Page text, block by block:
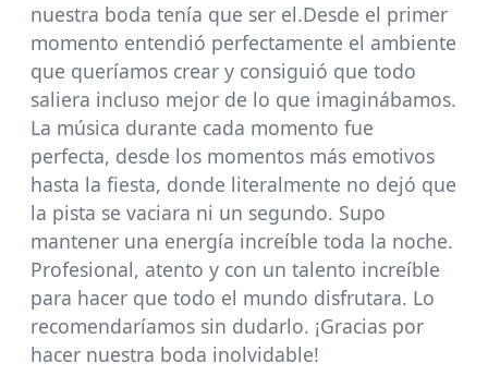
nuestra boda tenía que ser el.Desde el primer
momento entendió perfectamente el ambiente
que queríamos crear y consiguió que todo
saliera incluso mejor de lo que imaginábamos.
La música durante cada momento fue
perfecta, desde los momentos más emotivos
hasta la fiesta, donde literalmente no dejó que
la pista se vaciara ni un segundo. Supo
mantener una energía increíble toda la noche.
Profesional, atento y con un talento increíble
para hacer que todo el mundo disfrutara. Lo
recomendaríamos sin dudarlo. ¡Gracias por
hacer nuestra boda inolvidable!